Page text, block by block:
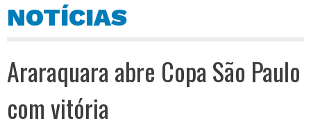
NOTÍCIAS
Araraquara abre Copa São Paulo
com vitória